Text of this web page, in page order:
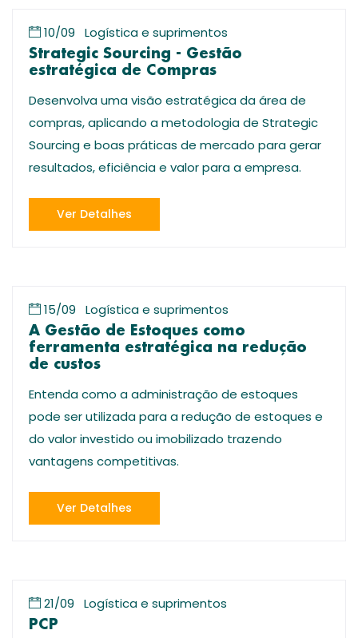
10/09 Logística e suprimentos
Strategic Sourcing - Gestão
estratégica de Compras
Desenvolva uma visão estratégica da área de
compras, aplicando a metodologia de Strategic
Sourcing e boas práticas de mercado para gerar
resultados, eficiência e valor para a empresa.
Ver Detalhes
15/09 Logística e suprimentos
A Gestão de Estoques como
ferramenta estratégica na redução
de custos
Entenda como a administração de estoques
pode ser utilizada para a redução de estoques e
do valor investido ou imobilizado trazendo
vantagens competitivas.
Ver Detalhes
21/09 Logística e suprimentos
PCP